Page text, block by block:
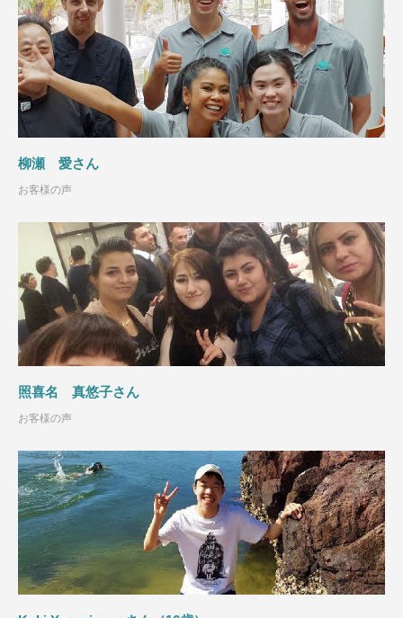
柳瀬 愛さん
お客様の声
照喜名 真悠子さん
お客様の声